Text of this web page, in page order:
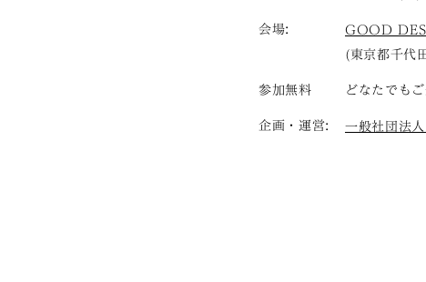
会場:
GOOD
(東京都千代
参加無料 どなたでも
企画・運営: 一般社団法